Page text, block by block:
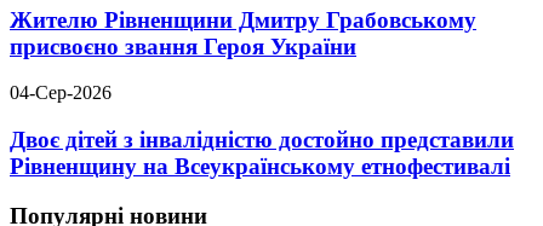
Жителю Рівненщини Дмитру Грабовському
присвоєно звання Героя України
04-Сер-2026
Двоє дітей з інвалідністю достойно представили
Рівненщину на Всеукраїнському етнофестивалі
Популярні новини